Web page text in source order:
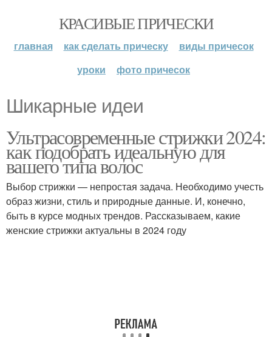
КРАСИВЫЕ ПРИЧЕСКИ
главная как сделать прическу
виды причесок
уроки
фото причесок
Шикарные идеи
Ультрасовременные стрижки 2024:
как подобрать идеальную для
вашего типа волос
Выбор стрижки — непростая задача. Необходимо учесть
образ жизни, стиль и природные данные. И, конечно,
быть в курсе модных трендов. Рассказываем, какие
женские стрижки актуальны в 2024 году